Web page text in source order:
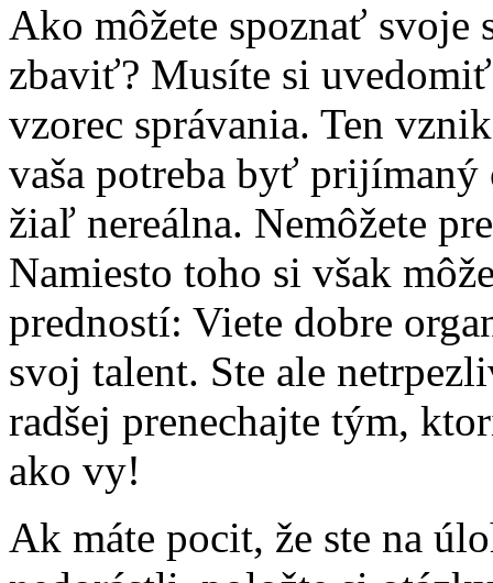
Ako môžete spoznať svoje
zbaviť? Musíte si
vzorec správania. Ten
vaša potreba byť
žiaľ nereálna. Nemôžete
Namiesto toho si však
predností: Viete dobre
svoj talent. Ste ale
radšej prenechajte tým,
ako vy!
Ak máte pocit, že ste na